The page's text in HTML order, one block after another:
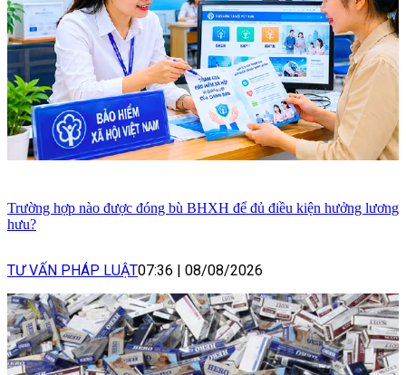
Trường hợp nào được đóng bù BHXH để đủ điều kiện hưởng lương
hưu?
TƯ VẤN PHÁP LUẬT07:36 08/08/2026